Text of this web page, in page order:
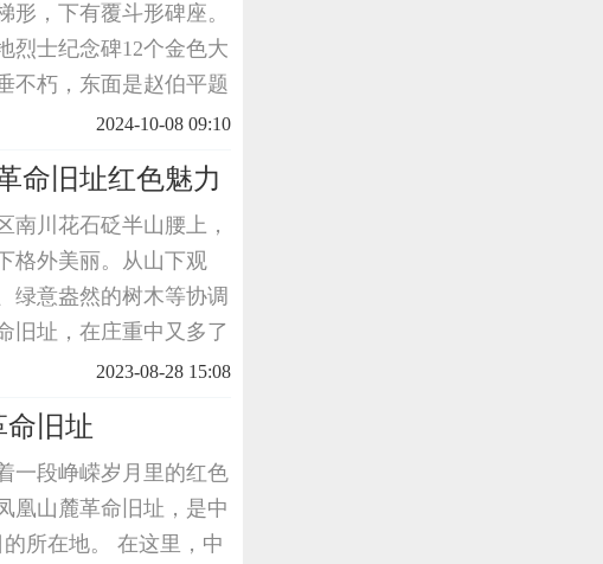
形，下有覆斗形碑座。
烈士纪念碑12个金色大
不朽，东面是赵伯平题
全文如下：渭北革命根
2024-10-08 09:10
命旧址红色魅力
南川花石砭半山腰上，
格外美丽。从山下观
绿意盎然的树木等协调
旧址，在庄重中又多了
进西北局革命旧址，他
2023-08-28 15:08
旧址
一段峥嵘岁月里的红色
凰山麓革命旧址，是中
的所在地。 在这里，中